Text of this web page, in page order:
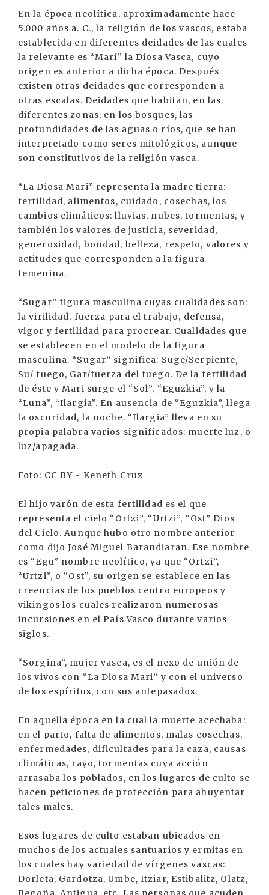
En la época neolítica, aproximadamente hace
5.000 años a. C., la religión de los vascos, estaba
establecida en diferentes deidades de las cuales
la relevante es “Mari” la Diosa Vasca, cuyo
origen es anterior a dicha época. Después
existen otras deidades que corresponden a
otras escalas. Deidades que habitan, en las
diferentes zonas, en los bosques, las
profundidades de las aguas o ríos, que se han
interpretado como seres mitológicos, aunque
son constitutivos de la religión vasca.
“La Diosa Mari” representa la madre tierra:
fertilidad, alimentos, cuidado, cosechas, los
cambios climáticos: lluvias, nubes, tormentas, y
también los valores de justicia, severidad,
generosidad, bondad, belleza, respeto, valores y
actitudes que corresponden a la figura
femenina.
“Sugar” figura masculina cuyas cualidades son:
la virilidad, fuerza para el trabajo, defensa,
vigor y fertilidad para procrear. Cualidades que
se establecen en el modelo de la figura
masculina. “Sugar” significa: Suge/Serpiente,
Su/ fuego, Gar/fuerza del fuego. De la fertilidad
de éste y Mari surge el “Sol”, “Eguzkia”, y la
“Luna”, “Ilargia”. En ausencia de “Eguzkia”, llega
la oscuridad, la noche. “Ilargia” lleva en su
propia palabra varios significados: muerte luz, o
luz/apagada.
Foto: CC BY - Keneth Cruz
El hijo varón de esta fertilidad es el que
representa el cielo “Ortzi”, “Urtzi”, “Ost” Dios
del Cielo. Aunque hubo otro nombre anterior
como dijo José Miguel Barandiaran. Ese nombre
es “Egu” nombre neolítico, ya que “Ortzi”,
“Urtzi”, o “Ost”, su origen se establece en las
creencias de los pueblos centro europeos y
vikingos los cuales realizaron numerosas
incursiones en el País Vasco durante varios
siglos.
“Sorgina”, mujer vasca, es el nexo de unión de
los vivos con “La Diosa Mari” y con el universo
de los espíritus, con sus antepasados.
En aquella época en la cual la muerte acechaba:
en el parto, falta de alimentos, malas cosechas,
enfermedades, dificultades para la caza, causas
climáticas, rayo, tormentas cuya acción
arrasaba los poblados, en los lugares de culto se
hacen peticiones de protección para ahuyentar
tales males.
Esos lugares de culto estaban ubicados en
muchos de los actuales santuarios y ermitas en
los cuales hay variedad de vírgenes vascas:
Dorleta, Gardotza, Umbe, Itziar, Estibalitz, Olatz,